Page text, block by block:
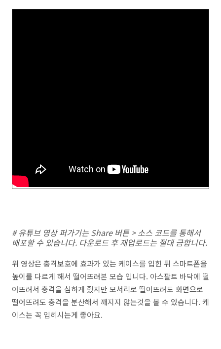
# 유튜브 영상 퍼가기는 Share 버튼 > 소스 코드를 통해서
배포할 수 있습니다. 다운로드 후 재업로드는 절대 금합니다.
위 영상은 충격보호에 효과가 있는 케이스를 입힌 뒤 스마트폰을
높이를 다르게 해서 떨어뜨려본 모습 입니다. 아스팔트 바닥에 떨
어뜨려서 충격을 심하게 줬지만 모서리로 떨어뜨려도 화면으로
떨어뜨려도 충격을 분산해서 깨지지 않는것을 볼 수 있습니다. 케
이스는 꼭 입히시는게 좋아요.